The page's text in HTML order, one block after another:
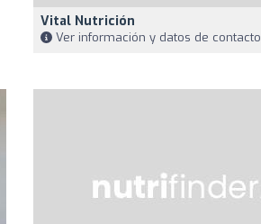
Vital Nutrición
Ver información y datos de contacto